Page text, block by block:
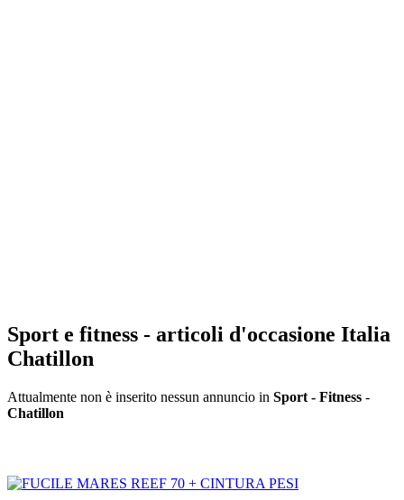
Sport e fitness - articoli d'occasione Italia
Chatillon
Attualmente non è inserito nessun annuncio in Sport - Fitness -
Chatillon